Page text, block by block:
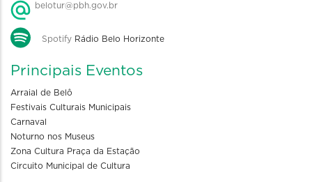
belotur@pbh.gov.br
Spotify Rádio Belo Horizonte
Principais Eventos
Arraial de Belô
Festivais Culturais Municipais
Carnaval
Noturno nos Museus
Zona Cultura Praça da Estação
Circuito Municipal de Cultura